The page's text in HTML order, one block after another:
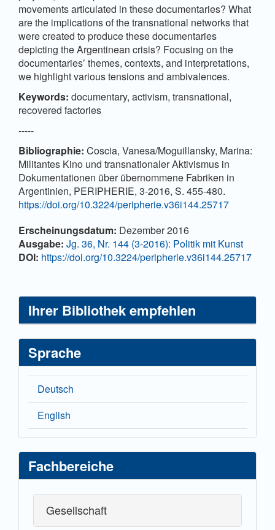
movements articulated in these documentaries? What
are the implications of the transnational networks that
were created to produce these documentaries
depicting the Argentinean crisis? Focusing on the
documentaries’ themes, contexts, and interpretations,
we highlight various tensions and ambivalences.
Keywords: documentary, activism, transnational,
recovered factories
-----
Bibliographie: Coscia, Vanesa/Moguillansky, Marina:
Militantes Kino und transnationaler Aktivismus in
Dokumentationen über übernommene Fabriken in
Argentinien, PERIPHERIE, 3-2016, S. 455-480.
https://doi.org/10.3224/peripherie.v36i144.25717
Artikel-
Details
Erscheinungsdatum: Dezember 2016
Ausgabe: Jg. 36, Nr. 144 (3-2016): Politik mit Kunst
DOI: https://doi.org/10.3224/peripherie.v36i144.25717
Ihrer Bibliothek empfehlen
Sprache
Deutsch
English
Fachbereiche
Gesellschaft